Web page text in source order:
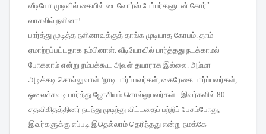
வீடியோ முடிவில் கையில் டைவோர்ஸ் பேப்பர்களுடன் கோர்ட்
வாசலில் நளினா!
பார்த்து முடித்த நளினாவுக்குத் தாங்க முடியாத கோபம். தாம்
ஏமாற்றப்பட்டதாக நம்பினாள். வீடியோவில் பார்த்தது நடக்காமல்
போகலாம் என்று நம்பக்கூட அவள் தயாராக இல்லை. அம்மா
அடிக்கடி சொல்லுவாள் ‘நாடி பார்ப்பவர்கள், கைரேகை பார்ப்பவர்கள்,
ஓலைச்சுவடி பார்த்து ஜோசியம் சொல்லுபவர்கள் - இவர்களில் 80
சதவிகிதத்தினர் நடந்து முடிந்து விட்டதைப் பற்றிப் பேசும்போது,
இவர்களுக்கு எப்படி இதெல்லாம் தெரிந்தது என்று நமக்கே